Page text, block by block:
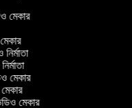
মেকার
নির্মাতা
মেকার
মেকার
মেকার